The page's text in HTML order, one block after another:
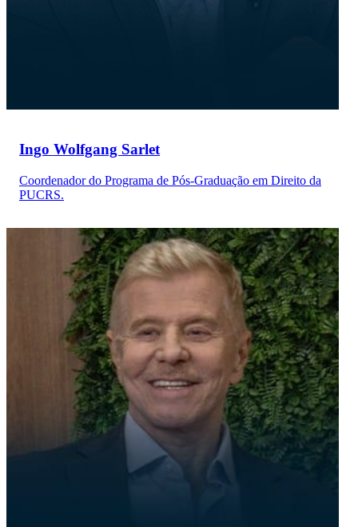
Ingo Wolfgang Sarlet
Coordenador do Programa de Pós-Graduação em Direito da
PUCRS.